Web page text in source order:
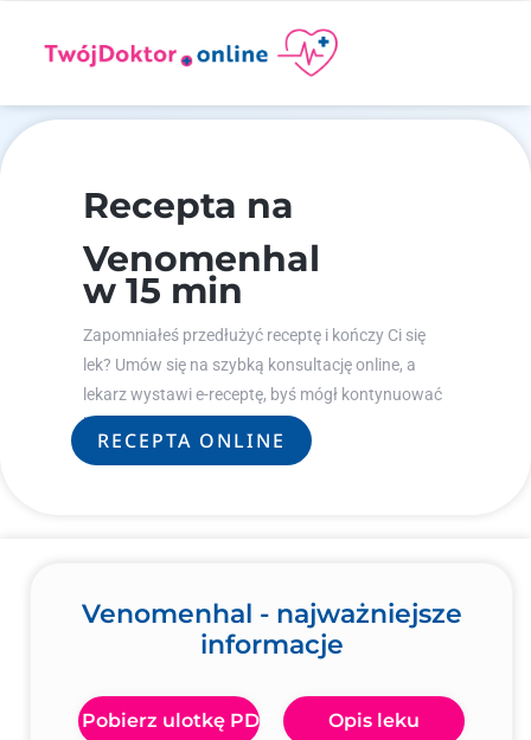
Recepta na
Venomenhal
w 15 min
Zapomniałeś przedłużyć receptę i kończy Ci się
lek? Umów się na szybką konsultację online, a
lekarz wystawi e-receptę, byś mógł kontynuować
leczenie.
RECEPTA ONLINE
Venomenhal - najważniejsze
informacje
Pobierz ulotkę PDF Opis leku